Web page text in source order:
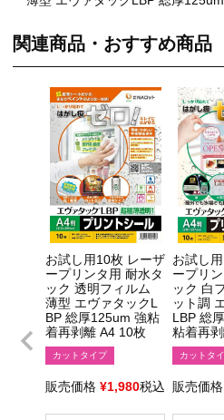
関連商品・おすすめ商品
お試し用10枚 レーザ
ープリンタ用 耐水タ
ック 透明フィルム
薄型 エヴァタックL
BP 総厚125um 強粘
着再剥離 A4 10枚
カットタイプ
販売価格 ¥1,980税込
お試し
ープリ
ック 白
ット調
LBP 総
粘着再
カットタ
販売価格